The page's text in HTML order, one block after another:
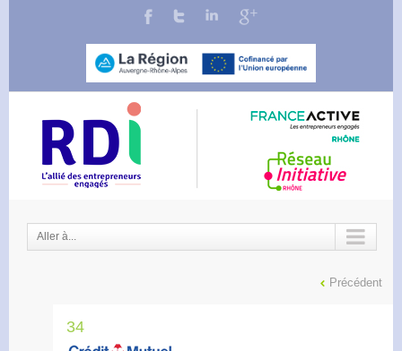
Aller à...
Précédent
34